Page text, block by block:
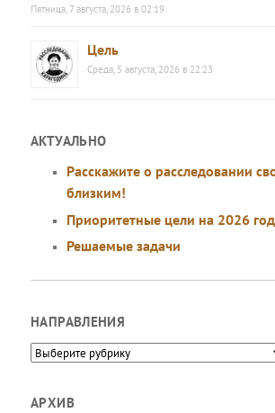
Пятница, 7 августа, 2026 в 02:19
Цель
Среда, 5 августа, 2026 в 22:23
АКТУАЛЬНО
Расскажите о расследовании
близким!
Приоритетные цели на 2026 год
Решаемые задачи
НАПРАВЛЕНИЯ
Направления
АРХИВ